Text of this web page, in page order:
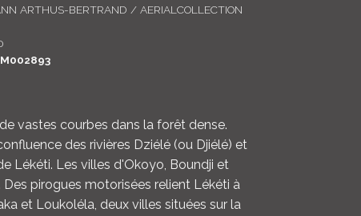
ARTHUS-BERTRAND / AERIALCOLLECTION
vastes courbes dans la forêt dense.
des rivières Dziélé (ou Djiélé) et
Lékéti. Les villes d'Okoyo, Boundji et
Des pirogues motorisées relient Lékéti à
et Loukoléla, deux villes situées sur la